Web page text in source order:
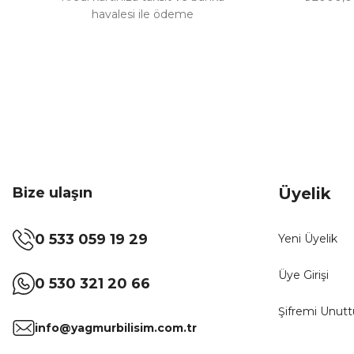
havalesi ile ödeme
Bize ulaşın
0 533 059 19 29
0 530 321 20 66
info@yagmurbilisim.com.tr
Üyelik
Yeni Üyelik
Üye Girişi
Şifremi